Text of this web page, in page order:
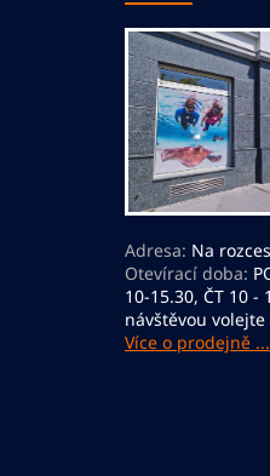
Adresa: Na
Otevírací doba:
10-15.30, ČT 10 -
návštěvou volejte
Více o prodejně ...